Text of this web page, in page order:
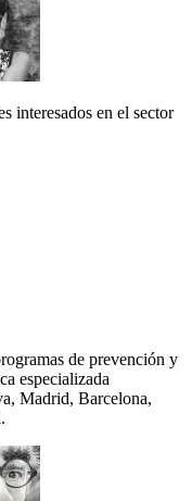
interesados en el sector
de prevención y
especializada
Madrid, Barcelona,